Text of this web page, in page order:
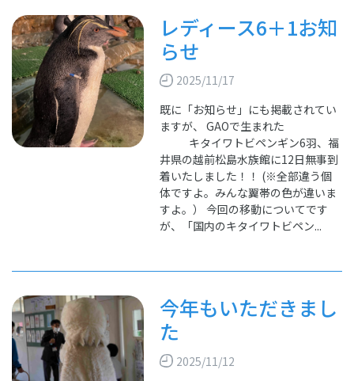
レディース6＋1お知
らせ
2025/11/17
既に「お知らせ」にも掲載されてい
ますが、 GAOで生まれた
キタイワトビペンギン6羽、福
井県の越前松島水族館に12日無事到
着いたしました！！ (※全部違う個
体ですよ。みんな翼帯の色が違いま
すよ。） 今回の移動についてです
が、「国内のキタイワトビペン...
今年もいただきまし
た
2025/11/12